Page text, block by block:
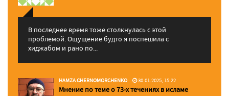
В последнее время тоже столкнулась с этой
проблемой. Ощущение будто я поспешила с
хиджабом и рано по...
HAMZA CHERNOMORCHENKO 30.01.2025, 15:22
Мнение по теме о 73-х течениях в исламе